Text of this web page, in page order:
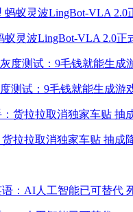
蚁灵波LingBot-VLA 2.0正
测试：9毛钱就能生成游
拉拉取消独家车贴 抽成